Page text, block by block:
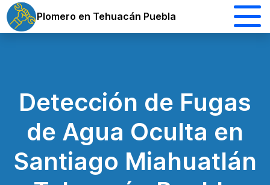
Plomero en Tehuacán Puebla
Detección de Fugas
de Agua Oculta en
Santiago Miahuatlán